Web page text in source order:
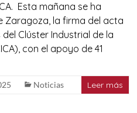
Esta mañana se ha
Zaragoza, la firma del acta
Clúster Industrial de la
con el apoyo de 41
Noticias Leer más